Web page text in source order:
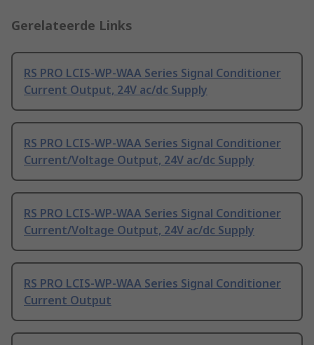
Gerelateerde Links
RS PRO LCIS-WP-WAA Series Signal Conditioner
Current Output, 24V ac/dc Supply
RS PRO LCIS-WP-WAA Series Signal Conditioner
Current/Voltage Output, 24V ac/dc Supply
RS PRO LCIS-WP-WAA Series Signal Conditioner
Current/Voltage Output, 24V ac/dc Supply
RS PRO LCIS-WP-WAA Series Signal Conditioner
Current Output